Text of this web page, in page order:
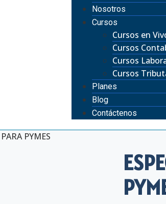
Nosotros
Cursos
Cursos en
Cursos
Cursos
Cursos
Planes
Blog
Contáctenos
PYMES